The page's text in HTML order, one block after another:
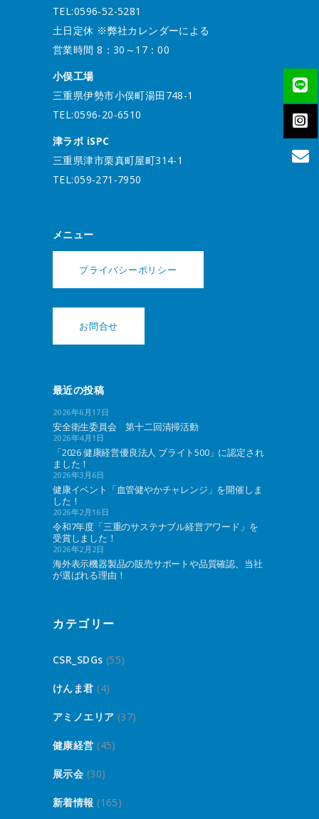
TEL:0596-52-5281
土日定休 ※弊社カレンダーによる
営業時間 8：30～17：00
小俣工場
三重県伊勢市小俣町湯田748-1
TEL:0596-20-6510
津ラボ iSPC
三重県津市栗真町屋町314-1
TEL:059-271-7950
メニュー
プライバシーポリシー
お問合せ
最近の投稿
2026年6月17日
安全衛生委員会 第十二回清掃活動
2026年4月1日
「2026 健康経営優良法人 ブライト500」に認定され
ました！
2026年3月6日
健康イベント「血管健やかチャレンジ」を開催しま
した！
2026年2月16日
令和7年度「三重のサステナブル経営アワード」を
受賞しました！
2026年2月2日
海外表示機器製品の販売サポートや品質確認、当社
が選ばれる理由！
カテゴリー
CSR_SDGs (55)
けんま君 (4)
アミノエリア (37)
健康経営 (45)
展示会 (30)
新着情報 (165)